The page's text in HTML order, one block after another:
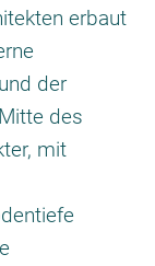
erbaut
der
des
mit